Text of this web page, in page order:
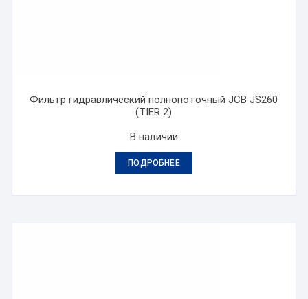
Фильтр гидравлический полнопоточный JCB JS260
(TIER 2)
В наличии
ПОДРОБНЕЕ